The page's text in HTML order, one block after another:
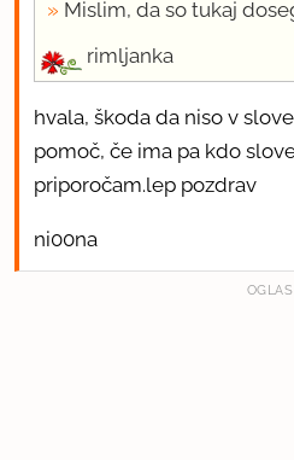
Mislim, da so tukaj
rimljanka
hvala, škoda da niso v
pomoč, če ima pa kdo
priporočam.lep pozdrav
ni00na
OGLAS